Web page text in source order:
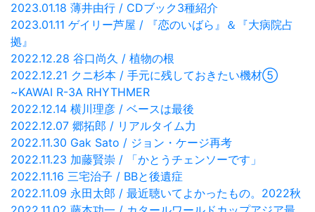
2023.01.18 薄井由行 / CDブック3種紹介
2023.01.11 ゲイリー芦屋 / 『恋のいばら』＆『大病院占
拠』
2022.12.28 谷口尚久 / 植物の根
2022.12.21 クニ杉本 / 手元に残しておきたい機材⑤
~KAWAI R-3A RHYTHMER
2022.12.14 横川理彦 / ベースは最後
2022.12.07 郷拓郎 / リアルタイム力
2022.11.30 Gak Sato / ジョン・ケージ再考
2022.11.23 加藤賢崇 / 「かとうチェンソーです」
2022.11.16 三宅治子 / BBと後遺症
2022.11.09 永田太郎 / 最近聴いてよかったもの。2022秋